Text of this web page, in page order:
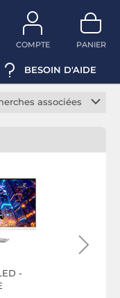
COMPTE PANIER
BESOIN D'AIDE
associées
PC incurvé
PC HDR
PC borderless
portable
-